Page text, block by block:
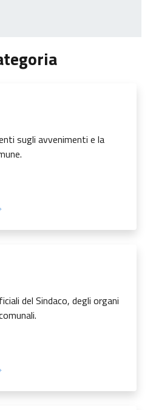
sugli avvenimenti e la
del Sindaco, degli organi